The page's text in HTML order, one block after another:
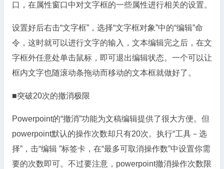
口，在属性窗口中对文字框的一些属性进行相关的设置。
设置好后右击“文字框”，选择“文字框对象”中的“编辑”命
令，这时就可以进行文字的输入，文本编辑完之后，在文
字框外任意处单击鼠标，即可退出编辑状态。一个可以让
框内文字也随滚动条拖动而移动的文本框就做好了。
■突破20次的撤消极限
Powerpoint的“撤消”功能为文稿编辑提供了很大方便。但
powerpoint默认的操作次数却只有20次。执行“工具－选
择”，击“编辑 ”标签卡，在“最多可取消操作数”中设置你需
要的次数即可。不过要注意，powerpoint撤消操作次数限